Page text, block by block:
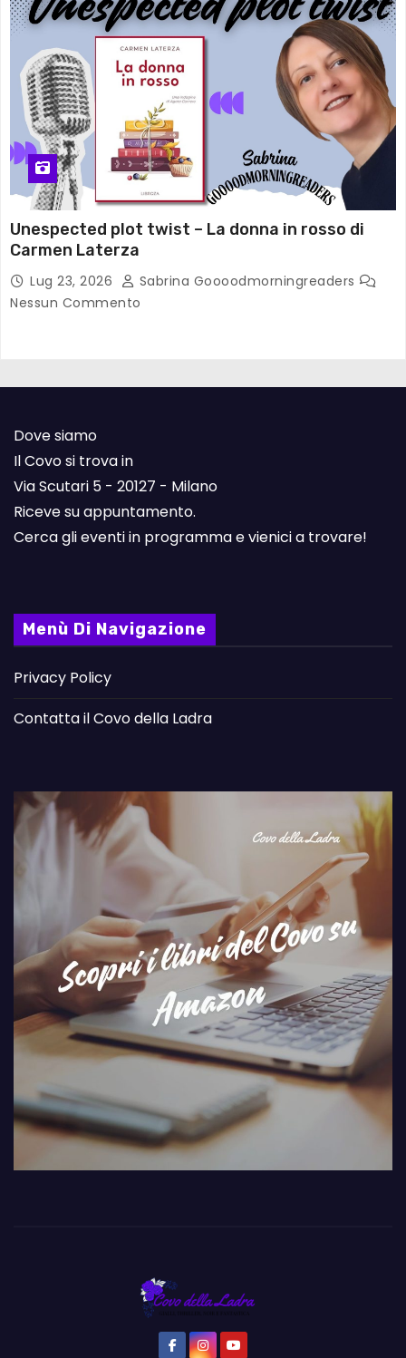
Unespected plot twist – La donna in rosso di
Carmen Laterza
Lug 23, 2026
Sabrina Goooodmorningreaders
Nessun Commento
Dove siamo
Il Covo si trova in
Via Scutari 5 - 20127 - Milano
Riceve su appuntamento.
Cerca gli eventi in programma e vienici a trovare!
Menù Di Navigazione
Privacy Policy
Contatta il Covo della Ladra